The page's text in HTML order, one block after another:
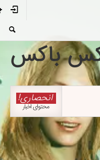
باکس
انحصاری!
محتوای اخبار